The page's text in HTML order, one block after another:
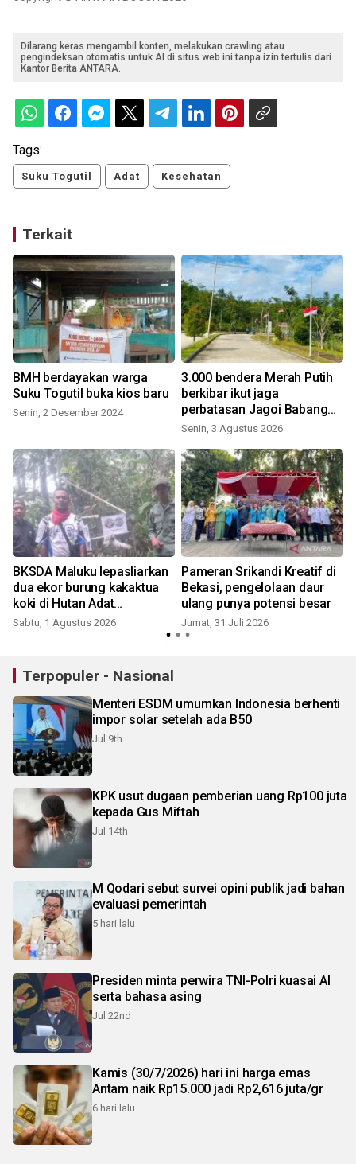
Dilarang keras mengambil konten, melakukan crawling atau
pengindeksan otomatis untuk AI di situs web ini tanpa izin tertulis dari
Kantor Berita ANTARA.
Tags:
Suku Togutil Adat Kesehatan
Terkait
BMH berdayakan warga
Suku Togutil buka kios baru
Senin, 2 Desember 2024
3.000 bendera Merah Putih
berkibar ikut jaga
perbatasan Jagoi Babang
Kalbar
Senin, 3 Agustus 2026
BKSDA Maluku lepasliarkan
dua ekor burung kakaktua
koki di Hutan Adat
Karangguli
Sabtu, 1 Agustus 2026
Pameran Srikandi Kreatif di
Bekasi, pengelolaan daur
ulang punya potensi besar
Jumat, 31 Juli 2026
Terpopuler - Nasional
Menteri ESDM umumkan Indonesia berhenti
impor solar setelah ada B50
Jul 9th
KPK usut dugaan pemberian uang Rp100 juta
kepada Gus Miftah
Jul 14th
M Qodari sebut survei opini publik jadi bahan
evaluasi pemerintah
5 hari lalu
Presiden minta perwira TNI-Polri kuasai AI
serta bahasa asing
Jul 22nd
Kamis (30/7/2026) hari ini harga emas
Antam naik Rp15.000 jadi Rp2,616 juta/gr
6 hari lalu